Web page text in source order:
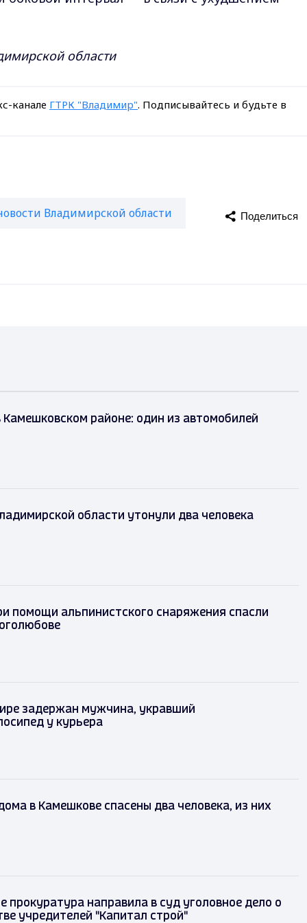
области
канале ГТРК "Владимир". Подписывайтесь и будьте в
Владимирской области Поделиться
районе: один из автомобилей
области утонули два человека
помощи альпинистского снаряжения спасли
задержан мужчина, укравший
у курьера
в Камешкове спасены два человека, из них
прокуратура направила в суд уголовное дело о
учредителей "Капитал строй"